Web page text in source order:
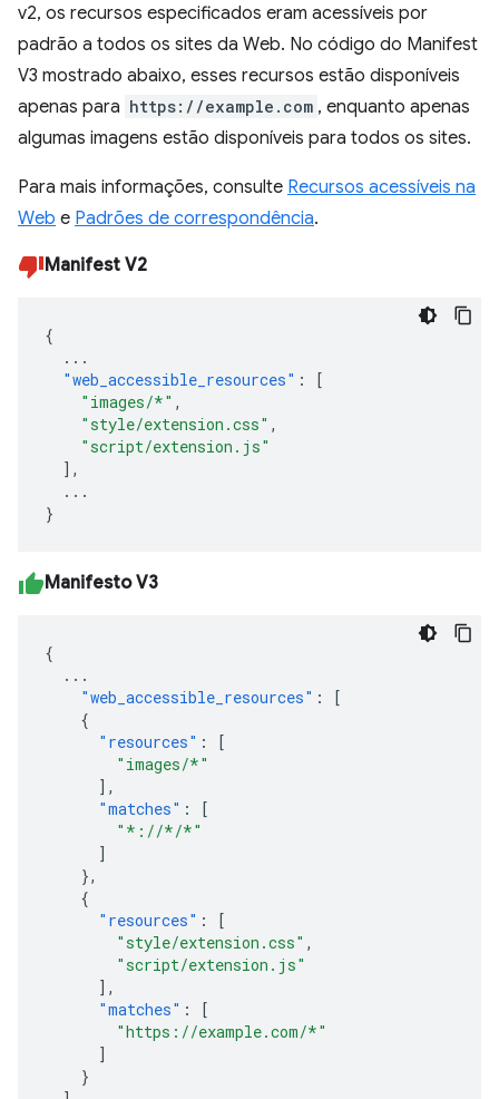
v2, os recursos especificados eram acessíveis por
padrão a todos os sites da Web. No código do Manifest
V3 mostrado abaixo, esses recursos estão disponíveis
apenas para https://example.com , enquanto apenas
algumas imagens estão disponíveis para todos os sites.
Para mais informações, consulte Recursos acessíveis na
Web e Padrões de correspondência.
Manifest V2
{
...
"web_accessible_resources" :
[
"images/*" ,
"style/extension.css" ,
"script/extension.js"
],
...
}
Manifesto V3
{
...
"web_accessible_resources" :
[
{
"resources" :
[
"images/*"
],
"matches" :
[
"*://*/*"
]
},
{
"resources" :
[
"style/extension.css" ,
"script/extension.js"
],
"matches" :
[
"https://example.com/*"
]
}